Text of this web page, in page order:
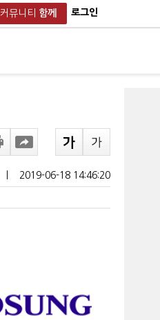
커뮤니티 함께 로그인
2019-06-18 14:46:20